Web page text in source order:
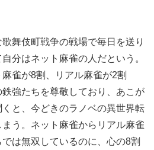
舞伎町戦争の戦場で毎日を送り
分はネット麻雀の人だという。
雀が8割、リアル麻雀が2割
強たちを尊敬しており、あこが
と、今どきのラノベの異世界転
う。ネット麻雀からリアル麻雀
は無双しているのに、心の8割